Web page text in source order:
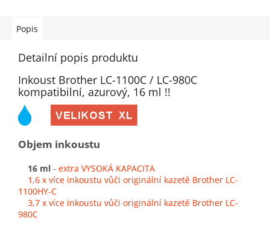
Popis
Detailní popis produktu
Inkoust Brother LC-1100C / LC-980C
kompatibilní, azurový, 16 ml !!
Objem inkoustu
16 ml - extra VYSOKÁ KAPACITA
1,6 x více inkoustu vůči originální kazetě Brother LC-
1100HY-C
3,7 x více inkoustu vůči originální kazetě Brother LC-
980C